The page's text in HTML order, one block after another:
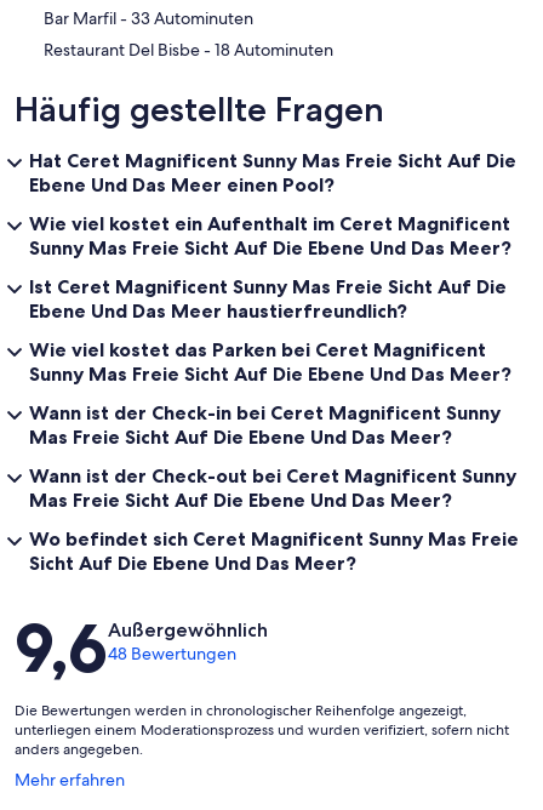
‪Bar Marfil - ‬33 Autominuten
‪Restaurant Del Bisbe - ‬18 Autominuten
Häufig gestellte Fragen
Hat Ceret Magnificent Sunny Mas Freie Sicht Auf Die
Ebene Und Das Meer einen Pool?
Wie viel kostet ein Aufenthalt im Ceret Magnificent
Sunny Mas Freie Sicht Auf Die Ebene Und Das Meer?
Ist Ceret Magnificent Sunny Mas Freie Sicht Auf Die
Ebene Und Das Meer haustierfreundlich?
Wie viel kostet das Parken bei Ceret Magnificent
Sunny Mas Freie Sicht Auf Die Ebene Und Das Meer?
Wann ist der Check-in bei Ceret Magnificent Sunny
Mas Freie Sicht Auf Die Ebene Und Das Meer?
Wann ist der Check-out bei Ceret Magnificent Sunny
Mas Freie Sicht Auf Die Ebene Und Das Meer?
Wo befindet sich Ceret Magnificent Sunny Mas Freie
Sicht Auf Die Ebene Und Das Meer?
Bewertungen
9,6Außergewöhnlich
48 Bewertungen
Die Bewertungen werden in chronologischer Reihenfolge angezeigt,
unterliegen einem Moderationsprozess und wurden verifiziert, sofern nicht
anders angegeben.
Mehr erfahren
Wird